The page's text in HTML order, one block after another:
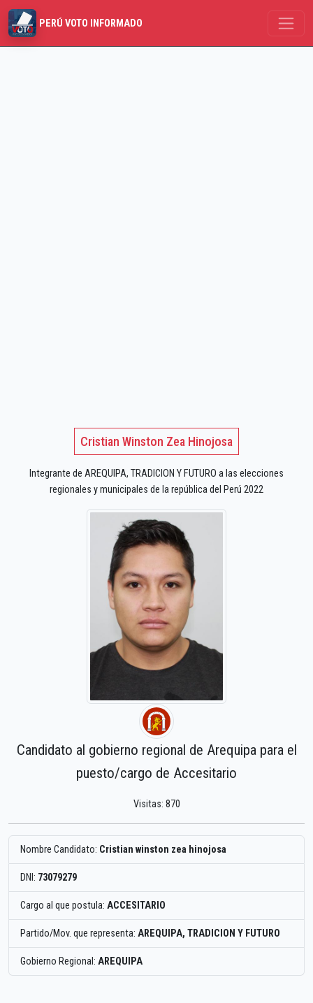
PERÚ VOTO INFORMADO
Cristian Winston Zea Hinojosa
Integrante de AREQUIPA, TRADICION Y FUTURO a las elecciones
regionales y municipales de la república del Perú 2022
Candidato al gobierno regional de Arequipa para el
puesto/cargo de Accesitario
Visitas: 870
Nombre Candidato: Cristian winston zea hinojosa
DNI: 73079279
Cargo al que postula: ACCESITARIO
Partido/Mov. que representa: AREQUIPA, TRADICION Y FUTURO
Gobierno Regional: AREQUIPA